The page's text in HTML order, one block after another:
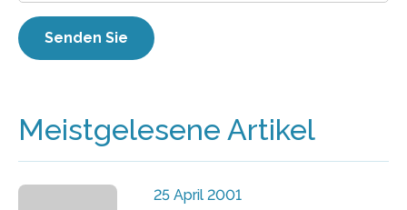
Meistgelesene Artikel
25 April 2001